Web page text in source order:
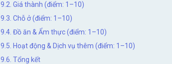
9.2. Giá thành (điểm: 1–10)
9.3. Chỗ ở (điểm: 1–10)
9.4. Đồ ăn & Ẩm thực (điểm: 1–10)
9.5. Hoạt động & Dịch vụ thêm (điểm: 1–10)
9.6. Tổng kết